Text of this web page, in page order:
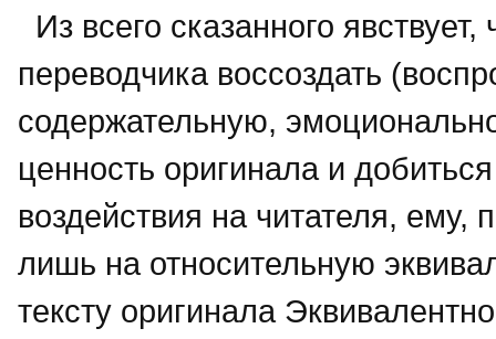
Из всего сказанного
переводчика воссоздать
содержательную,
ценность оригинала и
воздействия на читателя, ему,
лишь на относительную
тексту оригинала